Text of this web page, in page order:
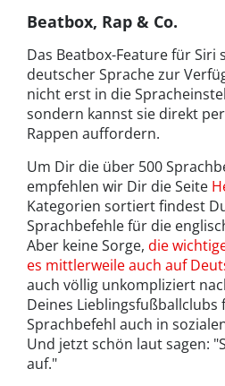
Beatbox, Rap & Co.
Das Beatbox-Feature für Siri
deutscher Sprache zur
nicht erst in die
sondern kannst sie direkt
Rappen auffordern.
Um Dir die über 500
empfehlen wir Dir die Seite
Kategorien sortiert findest
Sprachbefehle für die
Aber keine Sorge, die
es mittlerweile auch auf
auch völlig unkompliziert
Deines Lieblingsfußballclubs
Sprachbefehl auch in
Und jetzt schön laut sagen:
auf."